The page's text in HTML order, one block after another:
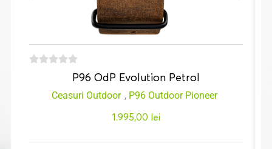
P96 OdP Evolution Petrol
Ceasuri Outdoor , P96 Outdoor Pioneer
1.995,00 lei